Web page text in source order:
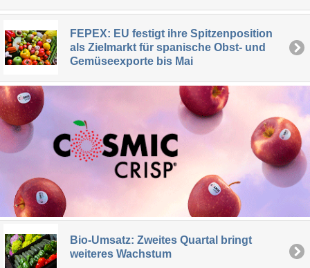
FEPEX: EU festigt ihre Spitzenposition
als Zielmarkt für spanische Obst- und
Gemüseexporte bis Mai
Bio-Umsatz: Zweites Quartal bringt
weiteres Wachstum